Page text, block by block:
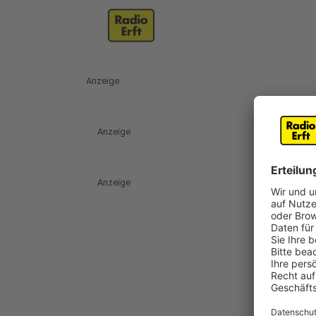
Anzeige
Anzeige
Anzeige